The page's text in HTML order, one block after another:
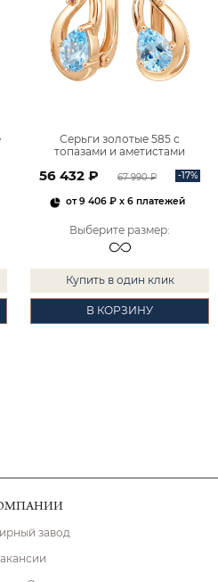
Серьги золотые 585 с
топазами и аметистами
56 432 ₽ 67 990 ₽ -17%
от9 406 ₽x 6 платежей
Выберите размер:
Купить в один клик
В КОРЗИНУ
завод